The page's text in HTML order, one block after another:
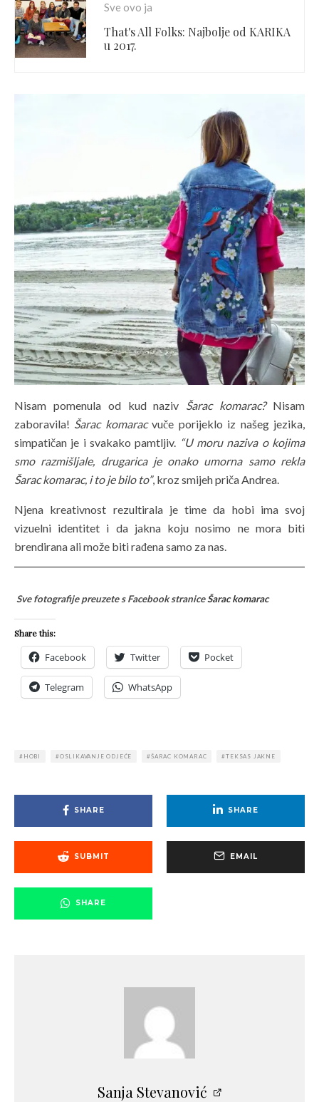
Sve ovo ja
That's All Folks: Najbolje od KARIKA
u 2017.
Nisam pomenula od kud naziv Šarac komarac?Nisam
zaboravila! Šarac komaracvuče porijeklo iz našeg jezika,
simpatičan je i svakako pamtljiv. “U moru naziva o kojima
smo razmišljale, drugarica je onako umorna samo rekla
Šarac komarac, i to je bilo to”, kroz smijeh priča Andrea.
Njena kreativnost rezultirala je time da hobi ima svoj
vizuelni identitet i da jakna koju nosimo ne mora biti
brendirana ali može biti rađena samo za nas.
Sve fotografije preuzete s Facebook straniceŠarac komarac
Share this:
Facebook Twitter Pocket
Telegram WhatsApp
HOBI OSLIKAVANJE ODJEĆE ŠARAC KOMARAC TEKSAS JAKNE
SHARE SHARE
SUBMIT EMAIL
SHARE
Sanja Stevanović